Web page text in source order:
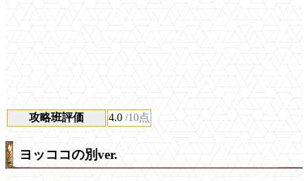
攻略班評価 4.0 /10点
ヨッココの別ver.